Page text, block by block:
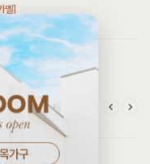
]
후기입니다
후기입니다
컬러]
후기입니다
SK/EK/LK/CSK/CK/CDK/CLK]
후기입니다
품 배송설치 포토후기]
설치후기입니다
배송설치 포토후기]
작 설치후기입니다
배송설치 포토후기]
설치후기입니다
배송설치 포토후기]